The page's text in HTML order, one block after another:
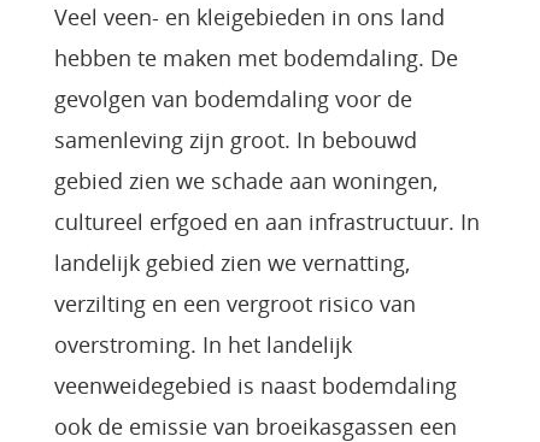
Veel veen- en kleigebieden in ons land
hebben te maken met bodemdaling. De
gevolgen van bodemdaling voor de
samenleving zijn groot. In bebouwd
gebied zien we schade aan woningen,
cultureel erfgoed en aan infrastructuur. In
landelijk gebied zien we vernatting,
verzilting en een vergroot risico van
overstroming. In het landelijk
veenweidegebied is naast bodemdaling
ook de emissie van broeikasgassen een